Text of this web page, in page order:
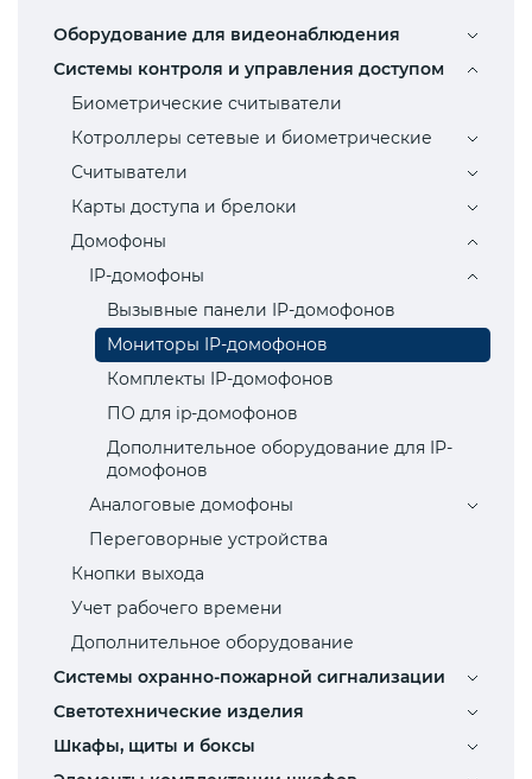
Оборудование для видеонаблюдения
Системы контроля и управления доступом
Биометрические считыватели
Котроллеры сетевые и биометрические
Считыватели
Карты доступа и брелоки
Домофоны
IP-домофоны
Вызывные панели IP-домофонов
Мониторы IP-домофонов
Комплекты IP-домофонов
ПО для ip-домофонов
Дополнительное оборудование для IP-
домофонов
Аналоговые домофоны
Переговорные устройства
Кнопки выхода
Учет рабочего времени
Дополнительное оборудование
Системы охранно-пожарной сигнализации
Светотехнические изделия
Шкафы, щиты и боксы